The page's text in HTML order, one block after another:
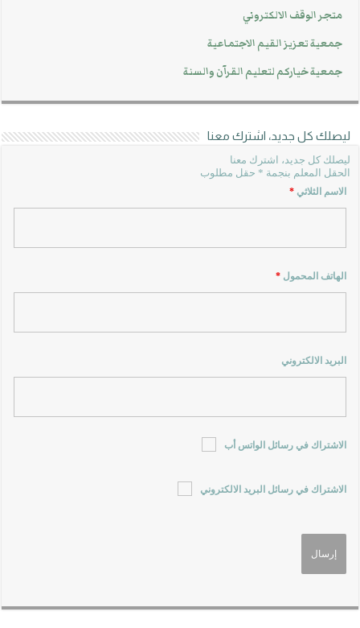
متجر الوقف الالكتروني
جمعية تعزيز القيم الاجتماعية
جمعية خياركم لتعليم القرآن والسنة
ليصلك كل جديد، اشترك معنا
ليصلك كل جديد، اشترك معنا
الحقل المعلم بنجمة * حقل مطلوب
الاسم الثلاثي*
الهاتف المحمول*
البريد الالكتروني
الاشتراك في رسائل الواتس أب
الاشتراك في رسائل البريد الالكتروني